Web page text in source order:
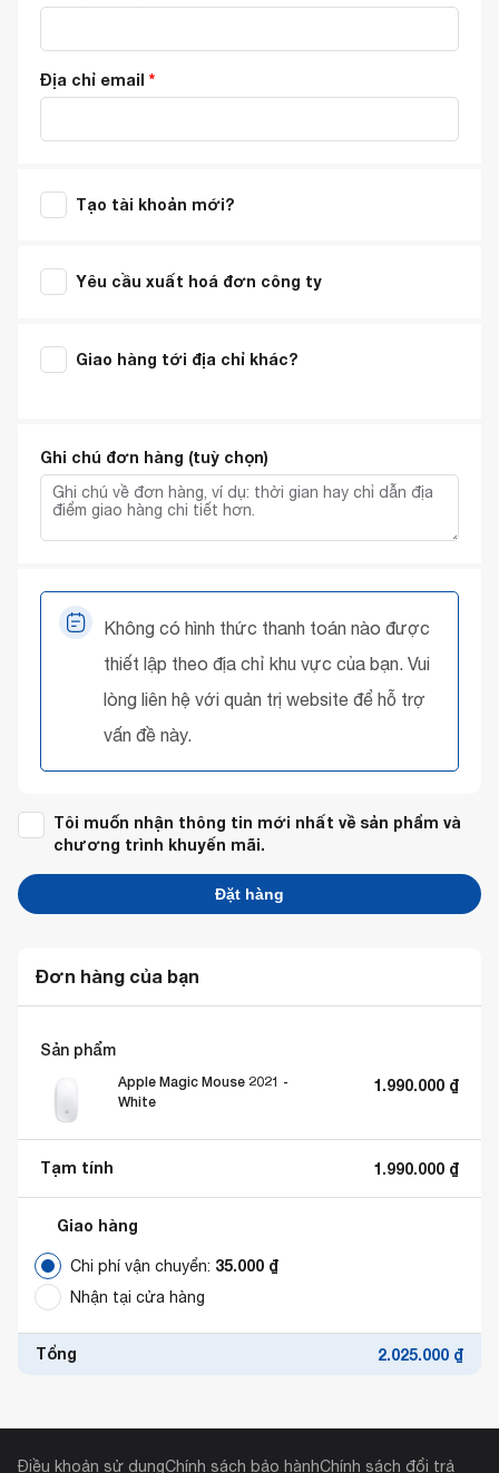
Địa chỉ email *
Tạo tài khoản mới?
Yêu cầu xuất hoá đơn công ty
Giao hàng tới địa chỉ khác?
Ghi chú đơn hàng (tuỳ chọn)
Không có hình thức thanh toán nào được
thiết lập theo địa chỉ khu vực của bạn. Vui
lòng liên hệ với quản trị website để hỗ trợ
vấn đề này.
Tôi muốn nhận thông tin mới nhất về sản phẩm và
chương trình khuyến mãi.
Đặt hàng
Đơn hàng của bạn
Sản phẩm
Apple Magic Mouse 2021 -
White
1.990.000 ₫
Tạm tính 1.990.000 ₫
Giao hàng
Chi phí vận chuyển: 35.000 ₫
Nhận tại cửa hàng
Tổng 2.025.000 ₫
Điều khoản sử dụngChính sách bảo hànhChính sách đổi trả